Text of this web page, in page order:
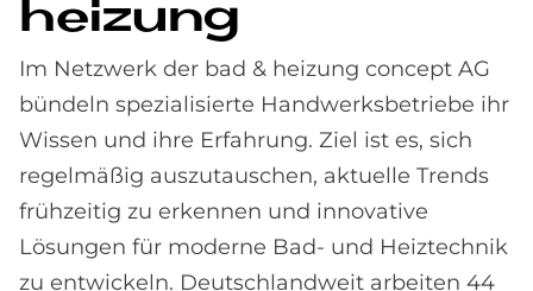
hei­zung
Im Netzwerk der bad & heizung concept AG
bündeln spezialisierte Handwerksbetriebe ihr
Wissen und ihre Erfahrung. Ziel ist es, sich
regelmäßig auszutauschen, aktuelle Trends
frühzeitig zu erkennen und innovative
Lösungen für moderne Bad- und Heiztechnik
zu entwickeln. Deutschlandweit arbeiten 44